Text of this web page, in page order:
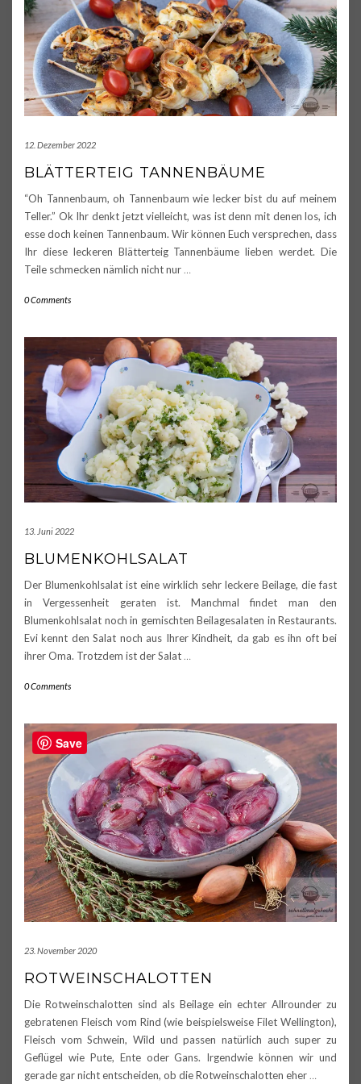
12. Dezember 2022
BLÄTTERTEIG TANNENBÄUME
“Oh Tannenbaum, oh Tannenbaum wie lecker bist du auf meinem
Teller.” Ok Ihr denkt jetzt vielleicht, was ist denn mit denen los, ich
esse doch keinen Tannenbaum. Wir können Euch versprechen, dass
Ihr diese leckeren Blätterteig Tannenbäume lieben werdet. Die
Teile schmecken nämlich nicht nur…
0 Comments
13. Juni 2022
BLUMENKOHLSALAT
Der Blumenkohlsalat ist eine wirklich sehr leckere Beilage, die fast
in Vergessenheit geraten ist. Manchmal findet man den
Blumenkohlsalat noch in gemischten Beilagesalaten in Restaurants.
Evi kennt den Salat noch aus Ihrer Kindheit, da gab es ihn oft bei
ihrer Oma. Trotzdem ist der Salat …
0 Comments
23. November 2020
ROTWEINSCHALOTTEN
Die Rotweinschalotten sind als Beilage ein echter Allrounder zu
gebratenen Fleisch vom Rind (wie beispielsweise Filet Wellington),
Fleisch vom Schwein, Wild und passen natürlich auch super zu
Geflügel wie Pute, Ente oder Gans. Irgendwie können wir und
gerade gar nicht entscheiden, ob die Rotweinschalotten eher …
Save